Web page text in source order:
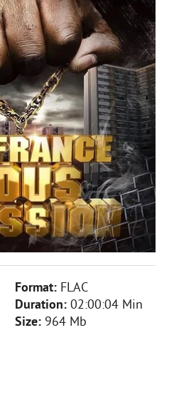
Format: FLAC
Duration: 02:00:04 Min
Size: 964 Mb